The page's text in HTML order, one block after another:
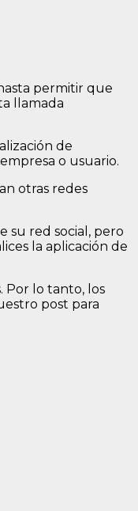
permitir que
llamada
de
o usuario.
otras redes
su red social, pero
la aplicación de
Por lo tanto, los
post para